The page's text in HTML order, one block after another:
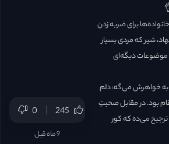
برای ضربه زدن
شیر که مردی بسیار
موضوعات دیگه‌ای
براش میفته تو قسمت ۲ اعترافِ تلخی داره، به خواهرش می‌گه: دلم
بود. در مقابل صحبتِ
می‌ده که کور
0 245
9 ماه قبل